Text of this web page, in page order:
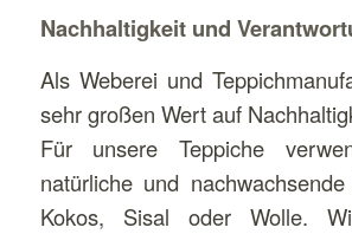
Nachhaltigkeit und
Als Weberei und
sehr großen Wert auf
Für unsere Teppiche
natürliche und
Kokos, Sisal oder Wolle.